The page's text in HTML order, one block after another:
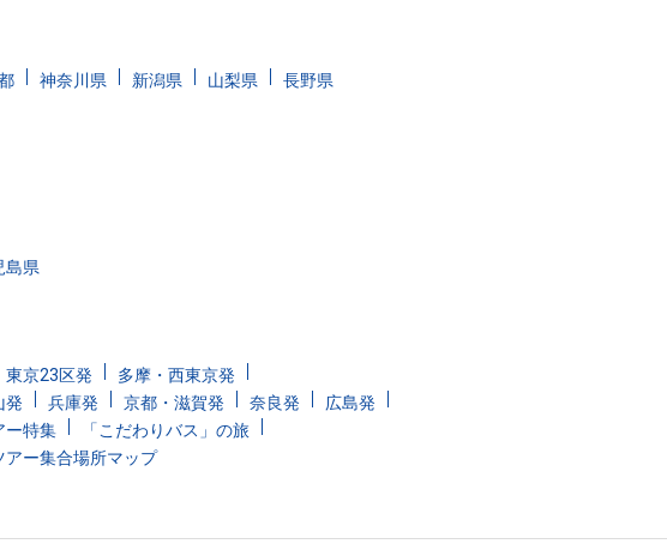
神奈川県 新潟県 山梨県
長野県
島県
東京23区発
多摩・西東京発
発 兵庫発 京都・滋賀発 奈良発
広島発
ー特集
「こだわりバス」の旅
アー集合場所マップ